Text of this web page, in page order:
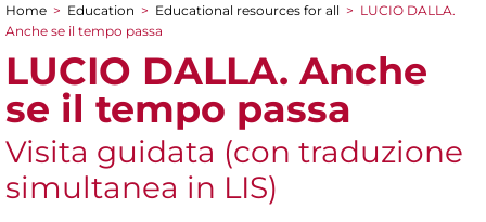
You are here
Home > Education > Educational resources for all > LUCIO DALLA.
Anche se il tempo passa
LUCIO DALLA. Anche
se il tempo passa
Visita guidata (con traduzione
simultanea in LIS)